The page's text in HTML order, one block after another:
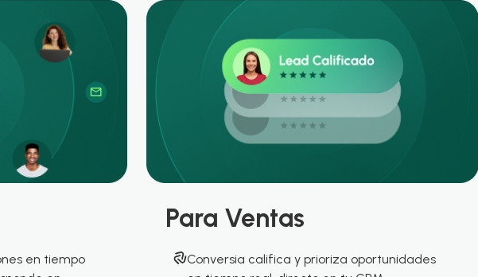
en tiempo
Para Ventas
Conversia califica y prioriza oportunidades